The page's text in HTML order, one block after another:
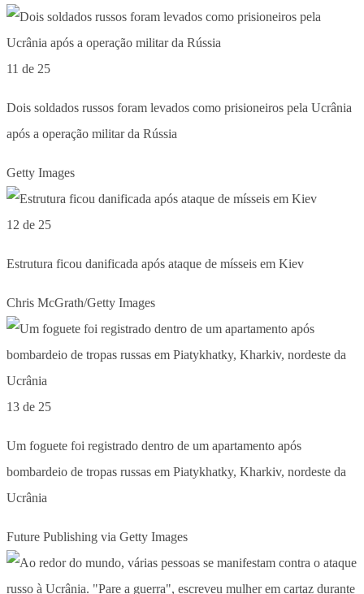
11 de 25
Dois soldados russos foram levados como prisioneiros pela Ucrânia
após a operação militar da Rússia
Getty Images
12 de 25
Estrutura ficou danificada após ataque de mísseis em Kiev
Chris McGrath/Getty Images
13 de 25
Um foguete foi registrado dentro de um apartamento após
bombardeio de tropas russas em Piatykhatky, Kharkiv, nordeste da
Ucrânia
Future Publishing via Getty Images